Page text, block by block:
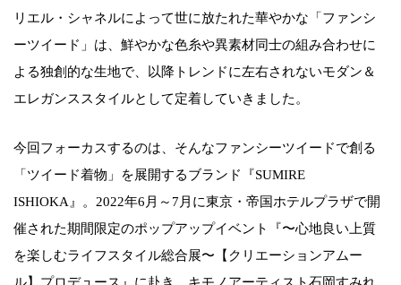
リエル・シャネルによって世に放たれた華やかな「ファンシ
ーツイード」は、鮮やかな色糸や異素材同士の組み合わせに
よる独創的な生地で、以降トレンドに左右されないモダン＆
エレガンススタイルとして定着していきました。
今回フォーカスするのは、そんなファンシーツイードで創る
「ツイード着物」を展開するブランド『SUMIRE
ISHIOKA』。2022年6月～7月に東京・帝国ホテルプラザで開
催された期間限定のポップアップイベント『〜心地良い上質
を楽しむライフスタイル総合展〜【クリエーションアムー
ル】プロデュース』に赴き、キモノアーティスト石岡すみれ